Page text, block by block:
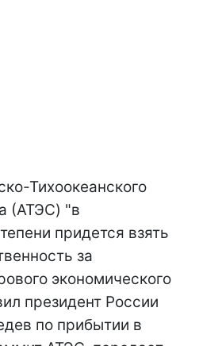
Тихоокеанского
(АТЭC) "в
придется взять
за
экономического
президент России
по прибытии в